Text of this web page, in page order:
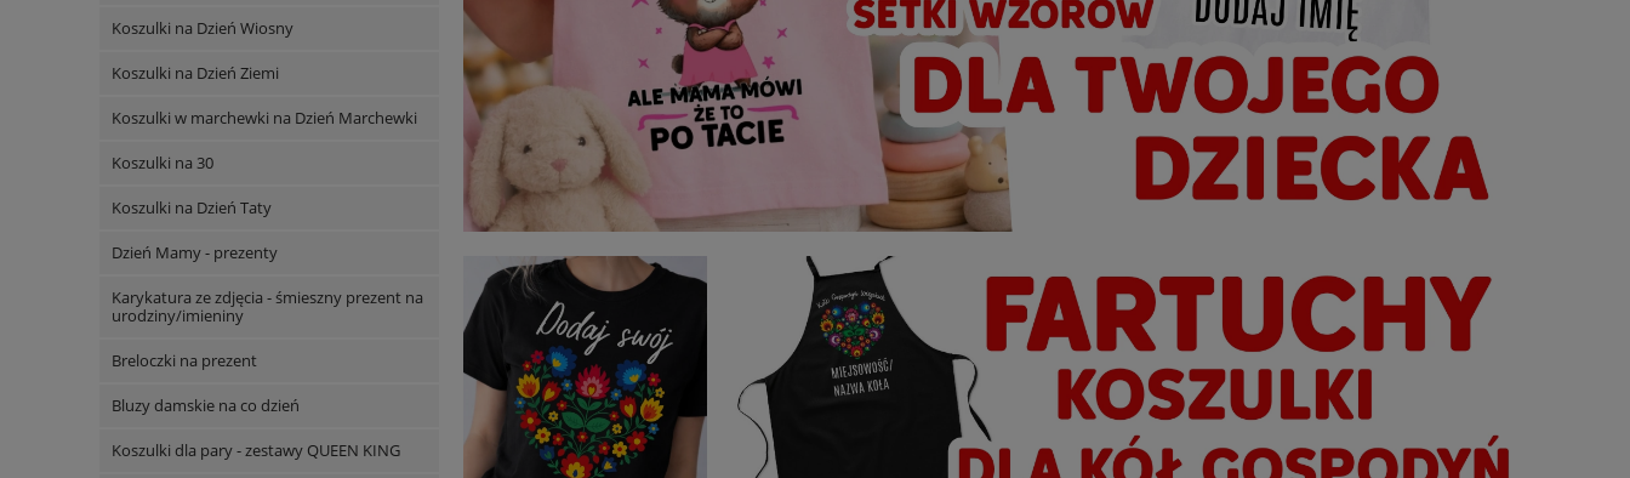
Koszulki na Dzień Wiosny
Koszulki na Dzień Ziemi
Koszulki w marchewki na Dzień Marchewki
Koszulki na 30
Koszulki na Dzień Taty
Dzień Mamy - prezenty
Karykatura ze zdjęcia - śmieszny prezent na
urodziny/imieniny
Breloczki na prezent
Bluzy damskie na co dzień
Koszulki dla pary - zestawy QUEEN KING